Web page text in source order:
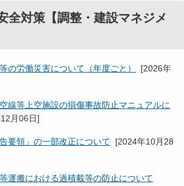
全対策【調整・建設マネジメ
の労働災害について（年度ごと） [2026年
線等上空施設の損傷事故防止マニュアルに
月06日]
要領」の一部改正について [2024年10月28
運搬における過積載等の防止について